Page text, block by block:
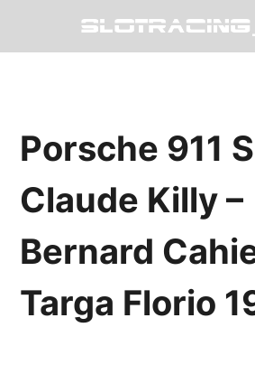
Porsche 911
Claude Killy –
Bernard
Targa Florio